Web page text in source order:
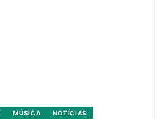
MÚSICA NOTÍCIAS